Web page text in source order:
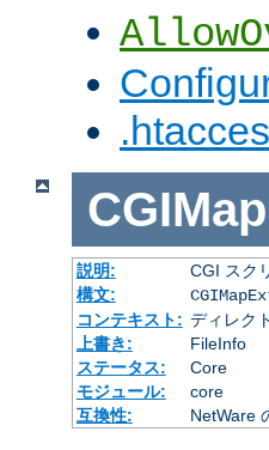
説明:
CGI スク
構文:
コンテキスト: ディレク
上書き:
FileInfo
ステータス:
Core
モジュール:
core
互換性:
NetWare